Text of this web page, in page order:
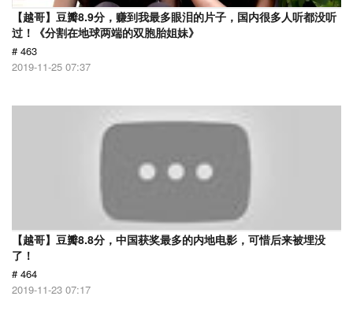
【越哥】豆瓣8.9分，赚到我最多眼泪的片子，国内很多人听都没听
过！《分割在地球两端的双胞胎姐妹》
# 463
2019-11-25 07:37
【越哥】豆瓣8.8分，中国获奖最多的内地电影，可惜后来被埋没
了！
# 464
2019-11-23 07:17